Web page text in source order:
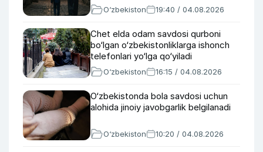
O‘zbekiston 19:40 / 04.08.2026
Chet elda odam savdosi qurboni
bo‘lgan o‘zbekistonliklarga ishonch
telefonlari yo‘lga qo‘yiladi
O‘zbekiston 16:15 / 04.08.2026
O‘zbekistonda bola savdosi uchun
alohida jinoiy javobgarlik belgilanadi
O‘zbekiston 10:20 / 04.08.2026